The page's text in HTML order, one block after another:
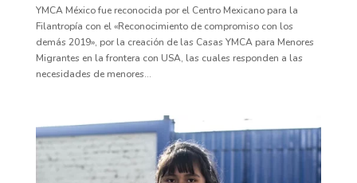
YMCA México fue reconocida por el Centro Mexicano para la
Filantropía con el «Reconocimiento de compromiso con los
demás 2019», por la creación de las Casas YMCA para Menores
Migrantes en la frontera con USA, las cuales responden a las
necesidades de menores...